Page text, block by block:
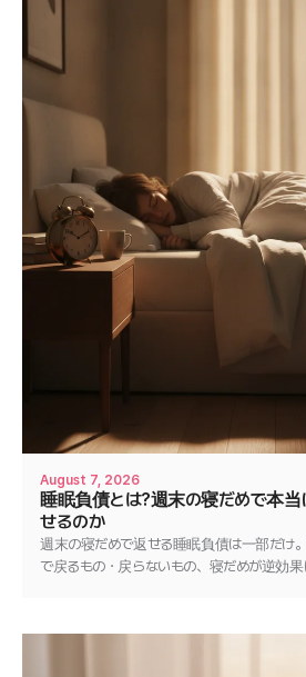
August 7, 2026
睡眠負債とは?週末の寝だめで本当
せるのか
週末の寝だめで返せる睡眠負債は一部だけ
で戻るもの・戻らないもの、寝だめが逆効